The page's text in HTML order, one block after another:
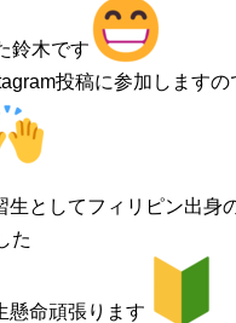
鈴木です
投稿に参加しますの
生としてフィリピン出身
た
懸命頑張ります